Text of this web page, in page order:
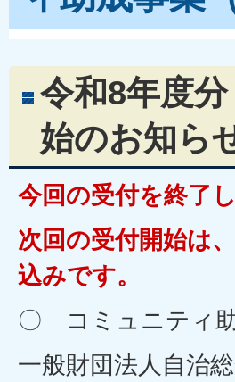
令和8年度
始のお知ら
今回の受付を終了
次回の受付開始は
込みです。
〇 コミュニティ
一般財団法人自治